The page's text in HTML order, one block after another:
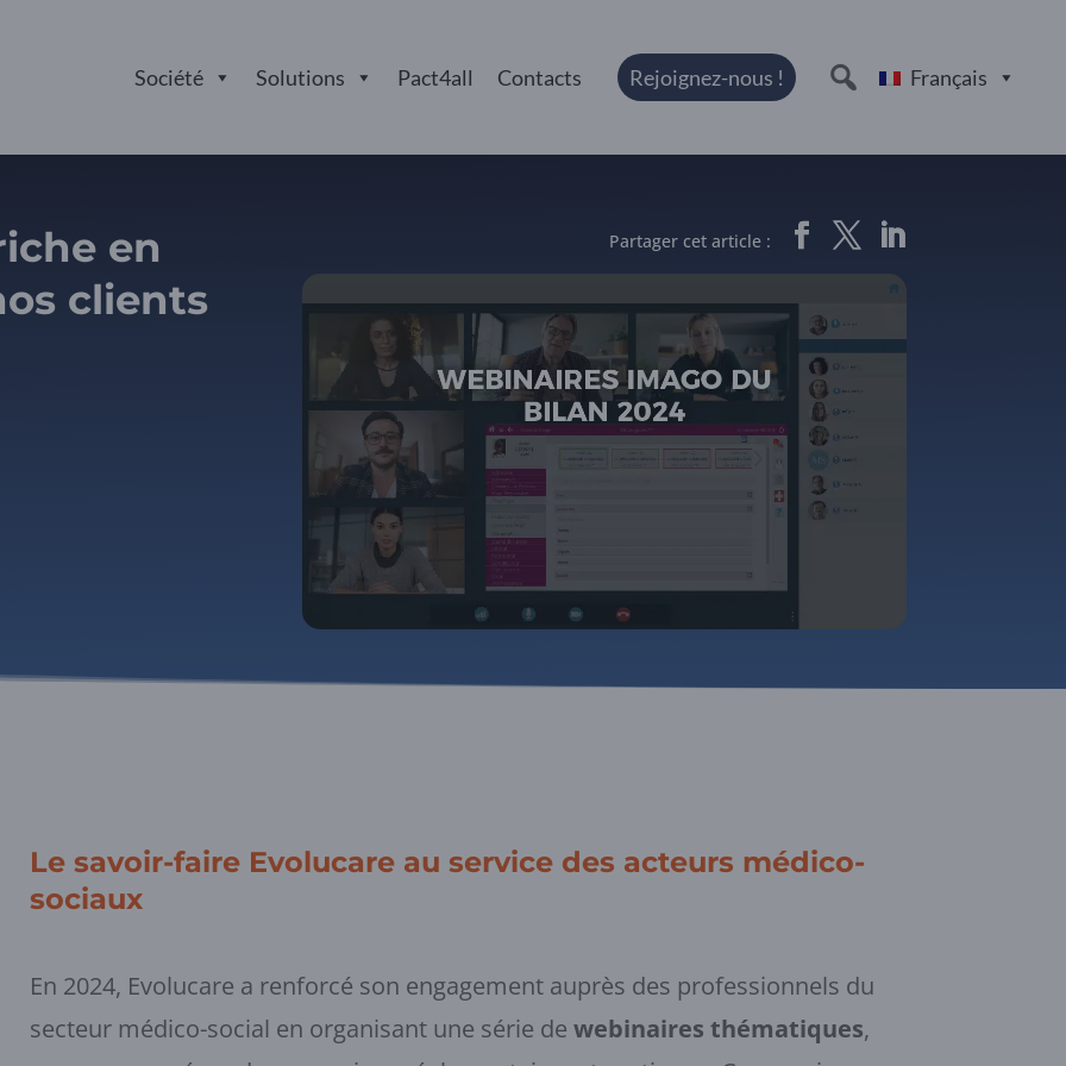
Société Solutions Pact4all Contacts Rejoignez-nous ! Français
en
clients
Partager cet article :
Le savoir-faire Evolucare au service des acteurs médico-
sociaux
En 2024, Evolucare a renforcé son engagement auprès des professionnels du
secteur médico-social en organisant une série de webinaires thématiques,